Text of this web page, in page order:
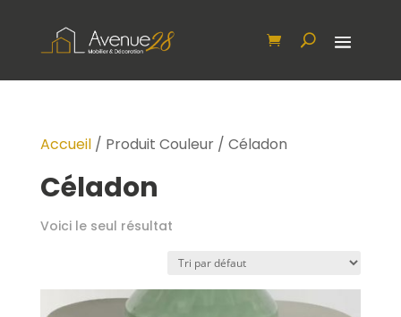
Accueil/ Produit Couleur / Céladon
Céladon
Voici le seul résultat